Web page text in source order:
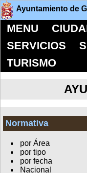
Ayuntamiento de
MENU
SERVICIOS
TURISMO
Normativa
por Área
por tipo
por fecha
Nacional